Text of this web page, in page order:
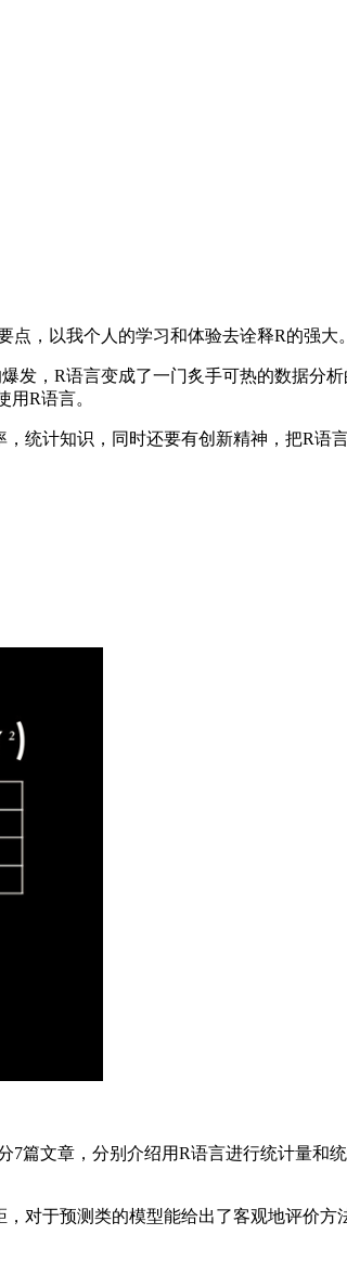
点，以我个人的学习和体验去诠释R的强大。
发，R语言变成了一门炙手可热的数据分
R语言。
统计知识，同时还要有创新精神，把R语
篇文章，分别介绍用R语言进行统计量和
对于预测类的模型能给出了客观地评价方